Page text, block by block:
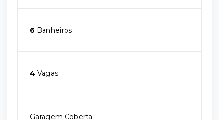
6 Banheiros
4 Vagas
Garagem Coberta